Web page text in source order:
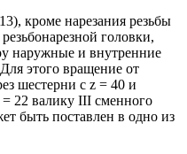
кроме нарезания резьбы
головки,
наружные и внутренние
этого вращение от
шестерни с z = 40 и
22 валику III сменного
быть поставлен в одно из